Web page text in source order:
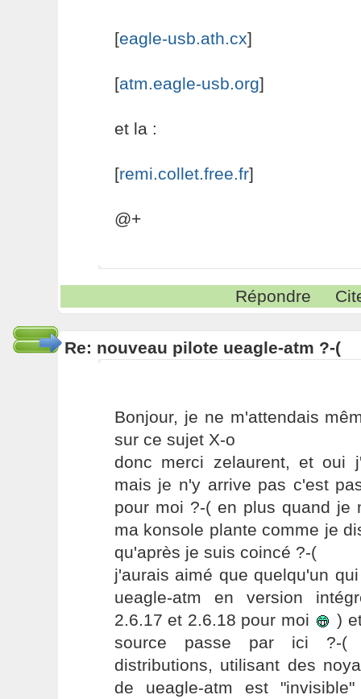
[eagle-usb.ath.cx]
[atm.eagle-usb.org]
et la :
[remi.collet.free.fr]
@+
Répondre
Re: nouveau pilote ueagle-atm ?-(
Bonjour, je ne m'attendais
sur ce sujet X-o
donc merci zelaurent, et oui
mais je n'y arrive pas c'est
pour moi ?-( en plus quand je
ma konsole plante comme je
qu'après je suis coincé ?-(
j'aurais aimé que quelqu'un
ueagle-atm en version
2.6.17 et 2.6.18 pour moi
)
source passe par ici ?-(
distributions, utilisant des
de ueagle-atm est